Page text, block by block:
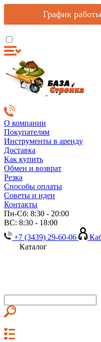
График
О компании
Покупателям
Инструменты в аренду
Доставка
Как купить
Обмен и возврат
Резка
Способы оплаты
Советы и идеи
Контакты
Пн-Сб: 8:30 - 20:00
ВС: 8:30 - 18:00
+7 (3439) 29-60-06
Каталог